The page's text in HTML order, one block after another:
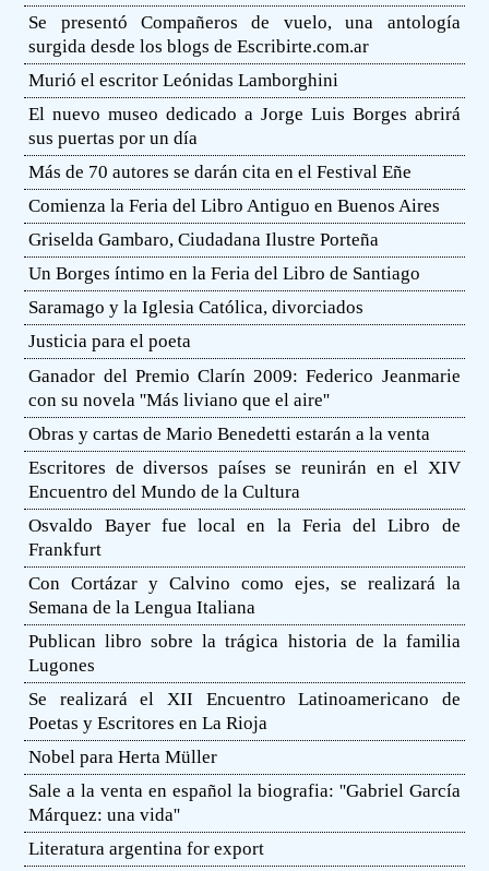
Se presentó Compañeros de vuelo, una antología
surgida desde los blogs de Escribirte.com.ar
Murió el escritor Leónidas Lamborghini
El nuevo museo dedicado a Jorge Luis Borges abrirá
sus puertas por un día
Más de 70 autores se darán cita en el Festival Eñe
Comienza la Feria del Libro Antiguo en Buenos Aires
Griselda Gambaro, Ciudadana Ilustre Porteña
Un Borges íntimo en la Feria del Libro de Santiago
Saramago y la Iglesia Católica, divorciados
Justicia para el poeta
Ganador del Premio Clarín 2009: Federico Jeanmarie
con su novela ''Más liviano que el aire''
Obras y cartas de Mario Benedetti estarán a la venta
Escritores de diversos países se reunirán en el XIV
Encuentro del Mundo de la Cultura
Osvaldo Bayer fue local en la Feria del Libro de
Frankfurt
Con Cortázar y Calvino como ejes, se realizará la
Semana de la Lengua Italiana
Publican libro sobre la trágica historia de la familia
Lugones
Se realizará el XII Encuentro Latinoamericano de
Poetas y Escritores en La Rioja
Nobel para Herta Müller
Sale a la venta en español la biografia: ''Gabriel García
Márquez: una vida''
Literatura argentina for export